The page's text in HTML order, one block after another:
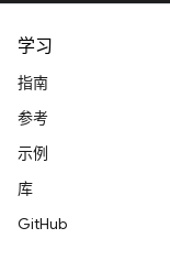
学习
指南
参考
示例
库
GitHub